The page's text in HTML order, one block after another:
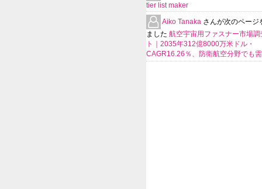
tier list maker
Aiko Tanaka さんが次のページ
ました 航空宇宙用ファスナー市場調
ト｜2035年312億8000万米ドル・
CAGR16.26％、防衛航空分野でも